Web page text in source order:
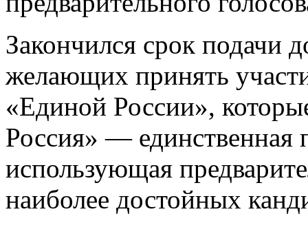
Закончился срок подачи
желающих принять
«Единой России»,
Россия» — единственная
использующая
наиболее достойных